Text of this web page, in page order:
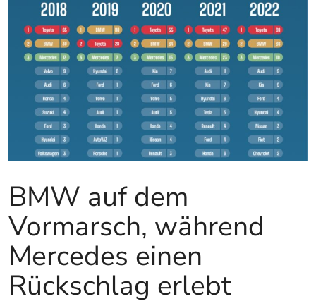
BMW auf dem
Vormarsch, während
Mercedes einen
Rückschlag erlebt